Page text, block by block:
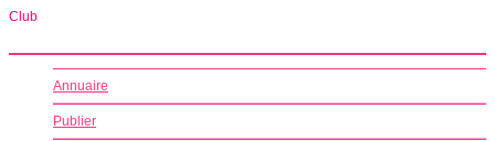
Club
Annuaire
Publier